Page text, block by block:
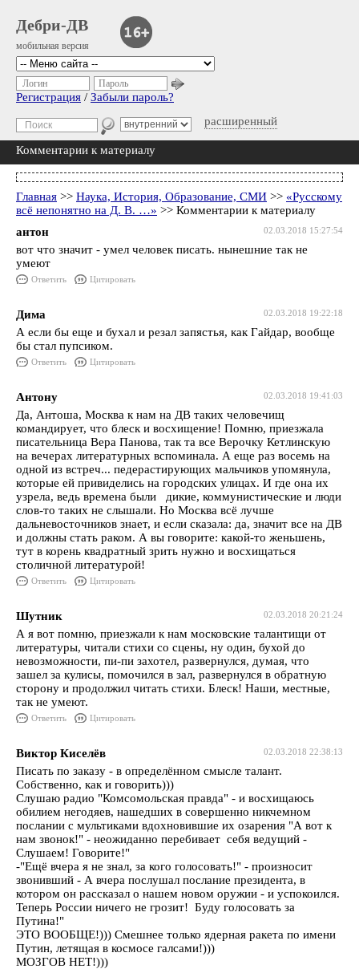
Дебри-ДВ
мобильная версия
расширенный
Логин Пароль
Регистрация / Забыли пароль?
Комментарии к материалу
Главная >> Наука, История, Образование, СМИ >> «Русскому
всё непонятно на Д. В. …» >> Комментарии к материалу
02.03.2018 15:27:54
антон
вот что значит - умел человек писать. нынешние так не
умеют
Ответить Цитировать
02.03.2018 19:22:18
Дима
А если бы еще и бухал и резал запястья, как Гайдар, вообще
бы стал пупсиком.
Ответить Цитировать
02.03.2018 19:41:03
Антону
Да, Антоша, Москва к нам на ДВ таких человечищ
командирует, что блеск и восхищение! Помню, приезжала
писательница Вера Панова, так та все Верочку Кетлинскую
на вечерах литературных вспоминала. А еще раз восемь на
одной из встреч... педерастирующих мальчиков упомянула,
которые ей привиделись на городских улицах. И где она их
узрела, ведь времена были дикие, коммунистические и люди
слов-то таких не слышали. Но Москва всё лучше
дальневосточников знает, и если сказала: да, значит все на ДВ
и должны стать раком. А вы говорите: какой-то женьшень,
тут в корень квадратный зрить нужно и восхищаться
столичной литературой!
Ответить Цитировать
02.03.2018 20:21:24
Шутник
А я вот помню, приезжали к нам московские талантищи от
литературы, читали стихи со сцены, ну один, бухой до
невозможности, пи-пи захотел, развернулся, думая, что
зашел за кулисы, помочился в зал, развернулся в обратную
сторону и продолжил читать стихи. Блеск! Наши, местные,
так не умеют.
Ответить Цитировать
02.03.2018 22:38:13
Виктор Киселёв
Писать по заказу - в определённом смысле талант.
Собственно, как и говорить)))
Слушаю радио "Комсомольская правда" - и восхищаюсь
обилием негодяев, нашедших в совершенно никчемном
послании с мультиками вдохновившие их озарения "А вот к
нам звонок!" - неожиданно перебивает себя ведущий -
Слушаем! Говорите!"
-"Ещё вчера я не знал, за кого голосовать!" - произносит
звонивший - А вчера послушал послание президента, в
котором он рассказал о нашем новом оружии - и успокоился.
Теперь России ничего не грозит! Буду голосовать за
Путина!"
ЭТО ВООБЩЕ!))) Смешнее только ядерная ракета по имени
Путин, летящая в космосе галсами!)))
МОЗГОВ НЕТ!)))